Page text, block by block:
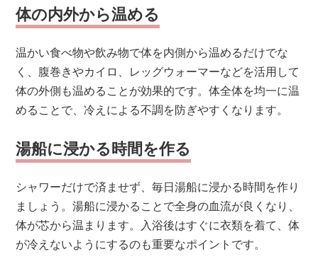
体の内外から温める
温かい食べ物や飲み物で体を内側から温めるだけでな
く、腹巻きやカイロ、レッグウォーマーなどを活用して
体の外側も温めることが効果的です。体全体を均一に温
めることで、冷えによる不調を防ぎやすくなります。
湯船に浸かる時間を作る
シャワーだけで済ませず、毎日湯船に浸かる時間を作り
ましょう。湯船に浸かることで全身の血流が良くなり、
体が芯から温まります。入浴後はすぐに衣類を着て、体
が冷えないようにするのも重要なポイントです。